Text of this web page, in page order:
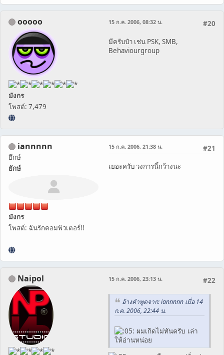
ooooo
มังกร
โพสต์: 7,479
#20
15 ก.ค. 2006, 08:32 น.
มีครับป๋า เช่น PSK, SMB,
Behaviourgroup
iannnnn
ยึกษ์
ยักษ์
มังกร
โพสต์: ฉันรักคอมพิวเตอร์!!
#21
15 ก.ค. 2006, 21:38 น.
เยอะครับ วงการนี้กว้างนะ
Naipol #22
15 ก.ค. 2006, 23:13 น.
อ้างคำพูดจาก: iannnnn เมื่อ 14
ก.ค. 2006, 22:44 น.
ผมเกิดไม่ทันครับ เล่า
ให้อ่านหน่อย